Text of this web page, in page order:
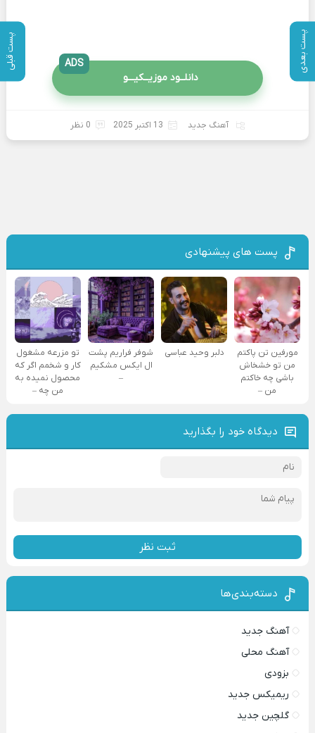
پست بعدی پست قبلی
دانلــود موزیــکیـــو
ADS
آهنگ جدید 13 اکتبر 2025 0 نظر
پست های پیشنهادی
مورفین تن پاکتم
من تو خشخاش
باشی چه خاکتم
من –
دلبر وحید عباسی
شوفر فراریم پشت
ال ایکس مشکیم
–
تو مزرعه مشغول
کار و شخمم اگر که
محصول نمیده به
من چه –
دیدگاه خود را بگذارید
ثبت نظر
دسته‌بندی‌ها
آهنگ جدید
آهنگ محلی
بزودی
ریمیکس جدید
گلچین جدید